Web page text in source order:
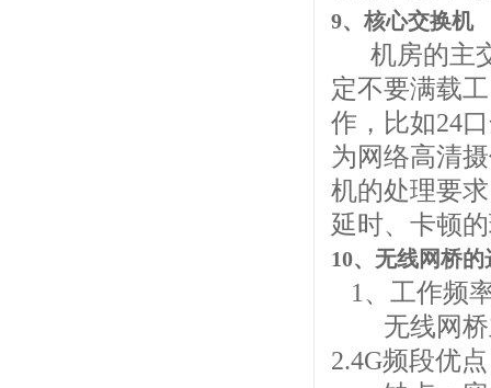
9、 核心交换机
机房的主交
定不要满载工
作，比如24
为网络高清
机的处理要
延时、卡顿
10、 无线网桥的
1、工作频
无线网桥
2.4G频段优